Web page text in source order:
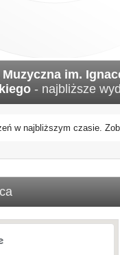
im.
- najbliższe
w najbliższym czasie.